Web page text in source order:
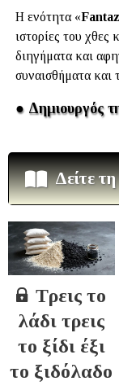
Η ενότητα «
ιστορίες του χθες
διηγήματα και
συναισθήματα και
● Δημιουργός
Δείτε
Τρεις το
λάδι τρεις
το ξίδι έξι
το ξιδόλαδο